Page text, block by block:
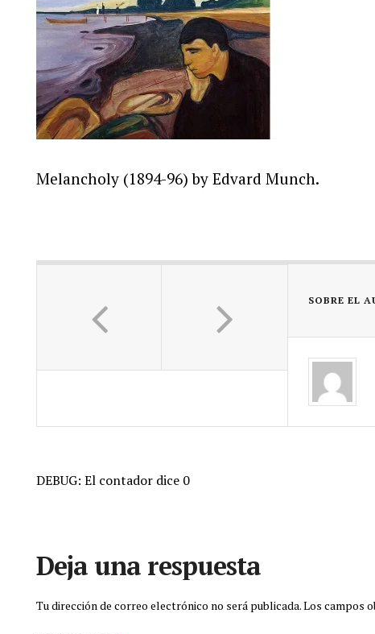
Melancholy (1894-96) by Edvard Munch.
SOBRE EL
DEBUG: El contador dice 0
Deja una respuesta
Tu dirección de correo electrónico no será publicada.Los campos